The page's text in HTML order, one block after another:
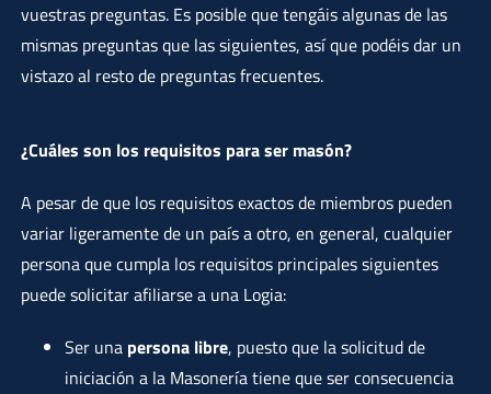
vuestras preguntas. Es posible que tengáis algunas de las
mismas preguntas que las siguientes, así que podéis dar un
vistazo al resto de preguntas frecuentes.
¿Cuáles son los requisitos para ser masón?
A pesar de que los requisitos exactos de miembros pueden
variar ligeramente de un país a otro, en general, cualquier
persona que cumpla los requisitos principales siguientes
puede solicitar afiliarse a una Logia:
Ser una persona libre, puesto que la solicitud de
iniciación a la Masonería tiene que ser consecuencia